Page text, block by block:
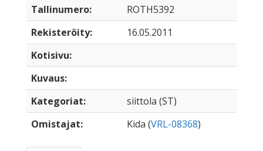
Tallinumero:
ROTH5392
Rekisteröity:
16.05.2011
Kotisivu:
Kuvaus:
Kategoriat:
siittola (ST)
Omistajat:
Kida (VRL-08368)